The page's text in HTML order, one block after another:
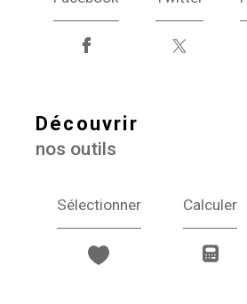
découvrir
nos outils
Sélectionner Calculer